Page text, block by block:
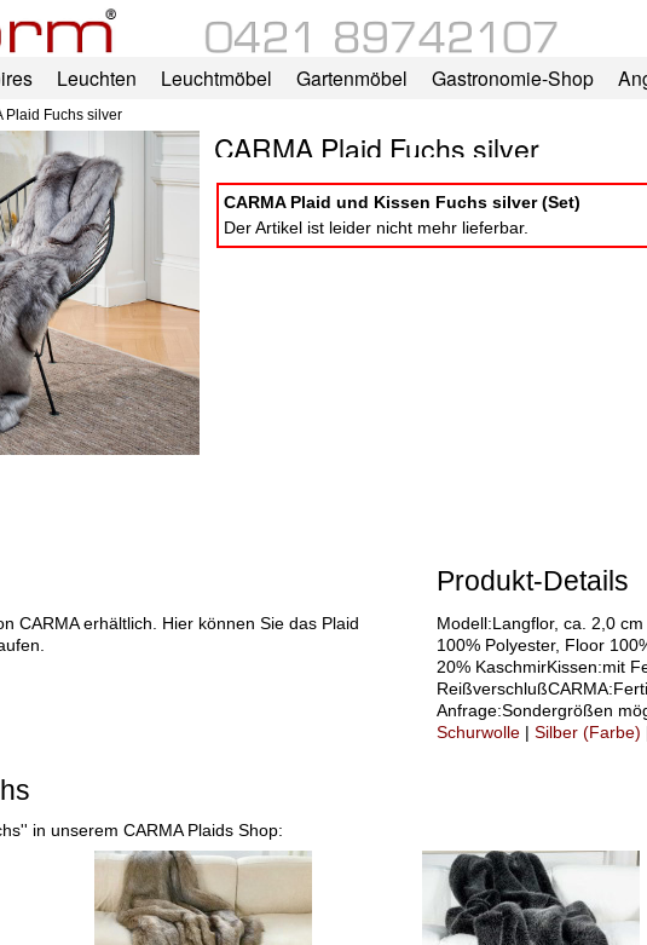
Leuchten Leuchtmöbel Gartenmöbel Gastronomie-Shop
Plaid Fuchs silver
CARMA Plaid Fuchs silver
CARMA Plaid und Kissen Fuchs silver (Set)
Der Artikel ist leider nicht mehr lieferbar.
CARMA erhältlich. Hier können Sie das Plaid
Produkt-Details
Modell:Langflor, ca. 2,0
100% Polyester, Floor
20% KaschmirKissen:mit
Anfrage:Sondergrößen
Schurwolle| Silber (Farbe)
in unserem CARMA Plaids Shop: